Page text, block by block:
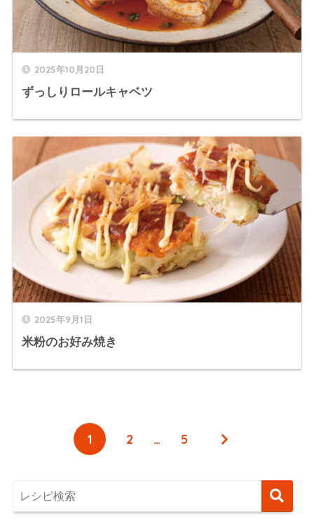
2025年10月20日
ずっしりロールキャベツ
2025年9月1日
米粉のお好み焼き
1 2 … 5